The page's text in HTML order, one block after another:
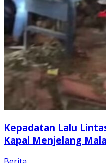
Kepadatan Lalu
Kapal Menjelang